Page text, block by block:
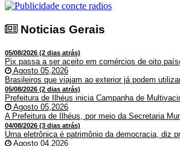
Noticias Gerais
05/08/2026 (2 dias atrás)
Pix passa a ser aceito em comércios de oito
Agosto 05,2026
Brasileiros que viajam ao exterior já podem
05/08/2026 (2 dias atrás)
Prefeitura de Ilhéus inicia Campanha de
Agosto 05,2026
A Prefeitura de Ilhéus, por meio da Secretaria
04/08/2026 (3 dias atrás)
Urna eletrônica é patrimônio da democracia, diz
Agosto 04,2026